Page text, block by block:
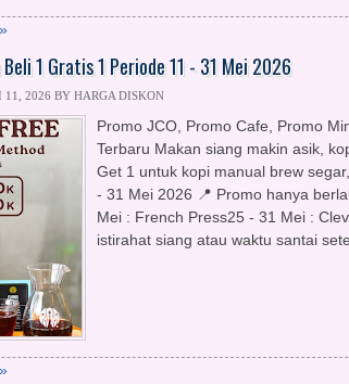
Beli 1 Gratis 1 Periode 11 - 31 Mei 2026
11, 2026 BY HARGA DISKON
Promo JCO, Promo Cafe, Promo
Terbaru Makan siang makin asik,
Get 1 untuk kopi manual brew
- 31 Mei 2026 📍 Promo hanya
Mei : French Press25 - 31 Mei :
istirahat siang atau waktu santai